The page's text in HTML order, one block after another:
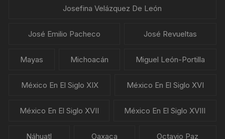
Josefina Velázquez De León
José Emilio Pacheco José Revueltas
Mayas Michoacán Miguel León-Portilla
México En El Siglo XIX México En El Siglo XVI
México En El Siglo XVII México En El Siglo XVIII
Náhuatl Oaxaca Octavio Paz